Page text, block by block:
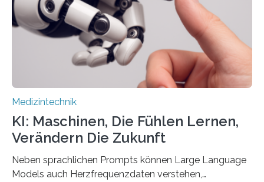
Assistenzsystems, das den Zustand der Person
kontinuierlich erfasst, pflegende Personen unterstützt
und in Notfällen selbstständig Alarm schlägt. „Die Idee
Medizintechnik
KI: Maschinen, Die Fühlen Lernen,
Verändern Die Zukunft
Neben sprachlichen Prompts können Large Language
Models auch Herzfrequenzdaten verstehen,